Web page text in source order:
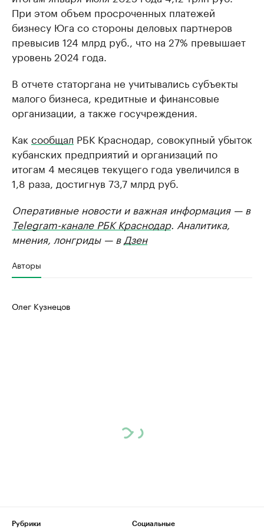
При этом объем просроченных платежей
бизнесу Юга со стороны деловых партнеров
превысив 124 млрд руб., что на 27% превышает
уровень 2024 года.
В отчете статоргана не учитывались субъекты
малого бизнеса, кредитные и финансовые
организации, а также госучреждения.
Как сообщал РБК Краснодар, совокупный убыток
кубанских предприятий и организаций по
итогам 4 месяцев текущего года увеличился в
1,8 раза, достигнув 73,7 млрд руб.
Оперативные новости и важная информация — в
Telegram-канале РБК Краснодар. Аналитика,
мнения, лонгриды — в Дзен
Авторы
Олег Кузнецов
Рубрики
Социальные